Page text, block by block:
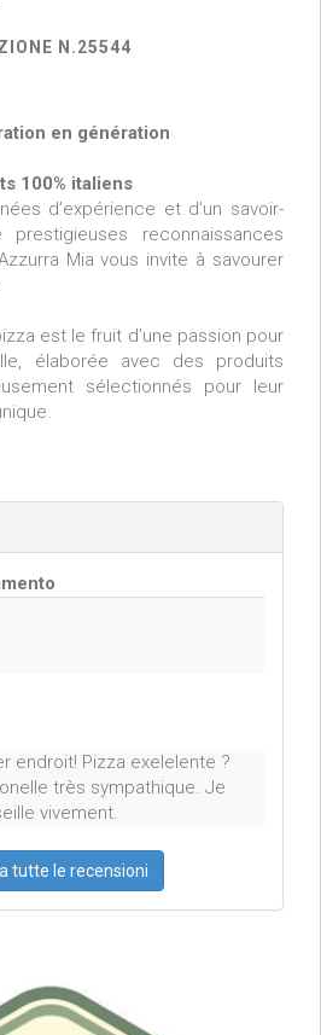
N.25544
en génération
100% italiens
d’expérience et d’un savoir-
reconnaissances
Mia vous invite à savourer
est le fruit d’une passion pour
élaborée avec des produits
sélectionnés pour leur
endroit! Pizza exelelente ?
très sympathique. Je
vivement.
tutte le recensioni